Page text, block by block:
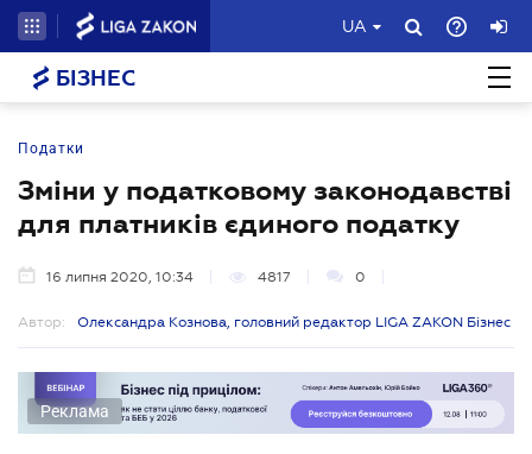
UA
БІЗНЕС
Податки
Зміни у податковому законодавстві
для платників єдиного податку
16 липня 2020, 10:34 4817 0
Автор: Олександра Кознова, головний редактор LIGA ZAKON Бізнес
Реклама